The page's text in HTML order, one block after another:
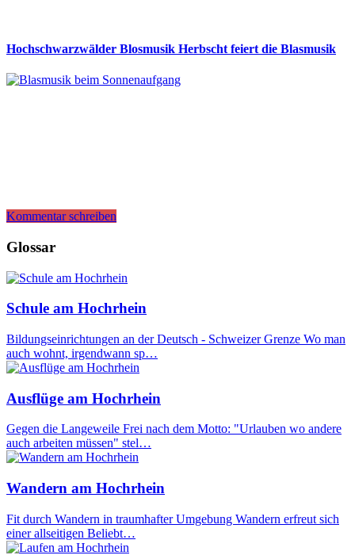
Hochschwarzwälder Blosmusik Herbscht feiert die Blasmusik
Kommentar schreiben
Glossar
Schule am Hochrhein
Bildungseinrichtungen an der Deutsch - Schweizer Grenze Wo man
auch wohnt, irgendwann sp…
Ausflüge am Hochrhein
Gegen die Langeweile Frei nach dem Motto: "Urlauben wo andere
auch arbeiten müssen" stel…
Wandern am Hochrhein
Fit durch Wandern in traumhafter Umgebung Wandern erfreut sich
einer allseitigen Beliebt…